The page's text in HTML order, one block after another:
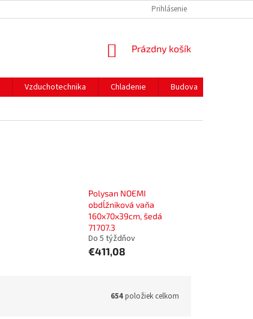
PREPRAVA A PLATBYPrihlásenie
NÁKUPNÝ
Prázdny košík
Vzduchotechnika Chladenie Budova
Polysan NOEMI
obdĺžniková vaňa
160x70x39cm, šedá
71707.3
Do 5 týždňov
€411,08
654položiek celkom